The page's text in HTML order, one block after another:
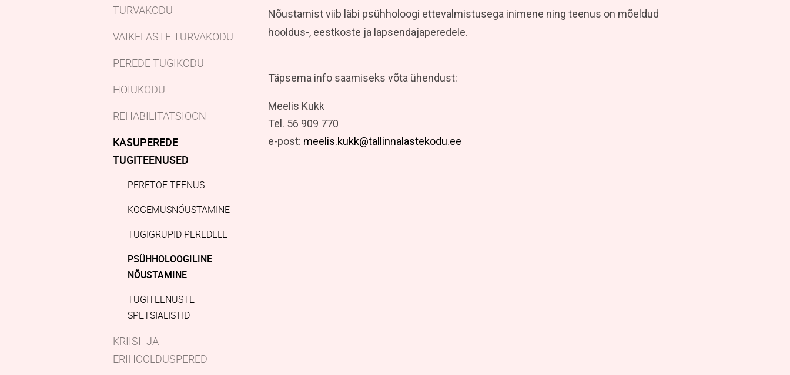
TURVAKODU
VÄIKELASTE TURVAKODU
PEREDE TUGIKODU
HOIUKODU
REHABILITATSIOON
KASUPEREDE
TUGITEENUSED
PERETOE TEENUS
KOGEMUSNÕUSTAMINE
TUGIGRUPID PEREDELE
PSÜHHOLOOGILINE
NÕUSTAMINE
TUGITEENUSTE
SPETSIALISTID
KRIISI- JA
ERIHOOLDUSPERED
Nõustamist viib läbi psühholoogi ettevalmistusega inimene ning teenus on mõeldud
hooldus-, eestkoste ja lapsendajaperedele.
Täpsema info saamiseks võta ühendust:
Meelis Kukk
Tel. 56 909 770
e-post: meelis.kukk@tallinnalastekodu.ee